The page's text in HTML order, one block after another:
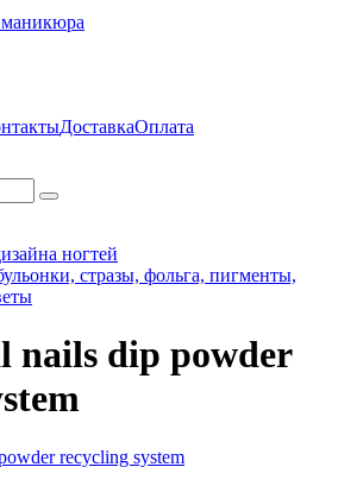
маникюра
ДоставкаОплата
ногтей
стразы, фольга, пигменты,
nails dip powder